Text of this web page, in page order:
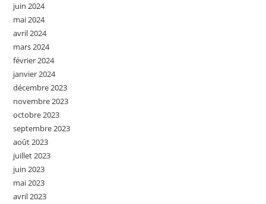
juin 2024
mai 2024
avril 2024
mars 2024
février 2024
janvier 2024
décembre 2023
novembre 2023
octobre 2023
septembre 2023
août 2023
juillet 2023
juin 2023
mai 2023
avril 2023